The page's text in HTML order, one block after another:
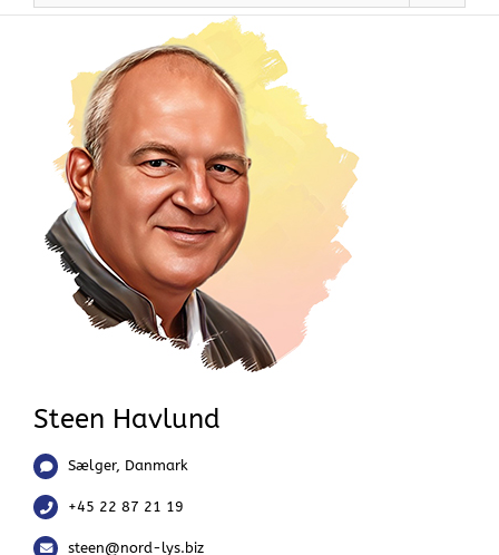
Steen Havlund
Sælger, Danmark
+45 22 87 21 19
steen@nord-lys.biz